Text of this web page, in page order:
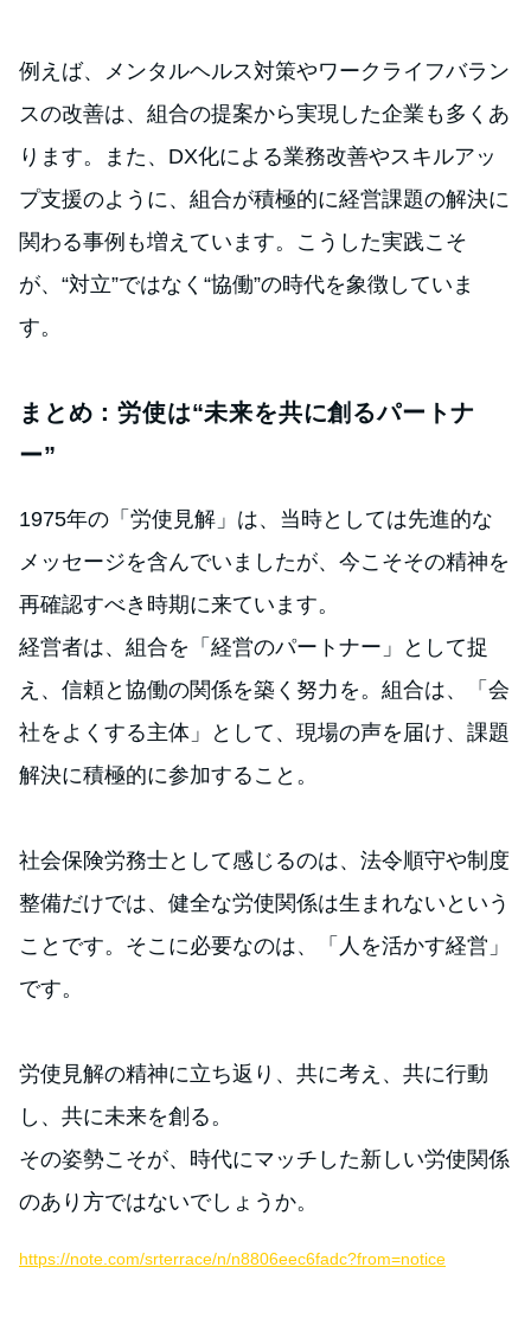
例えば、メンタルヘルス対策やワークライフバラン
スの改善は、組合の提案から実現した企業も多くあ
ります。また、DX化による業務改善やスキルアッ
プ支援のように、組合が積極的に経営課題の解決に
関わる事例も増えています。こうした実践こそ
が、“対立”ではなく“協働”の時代を象徴していま
す。
まとめ：労使は“未来を共に創るパートナ
ー”
1975年の「労使見解」は、当時としては先進的な
メッセージを含んでいましたが、今こそその精神を
再確認すべき時期に来ています。
経営者は、組合を「経営のパートナー」として捉
え、信頼と協働の関係を築く努力を。組合は、「会
社をよくする主体」として、現場の声を届け、課題
解決に積極的に参加すること。
社会保険労務士として感じるのは、法令順守や制度
整備だけでは、健全な労使関係は生まれないという
ことです。そこに必要なのは、「人を活かす経営」
です。
労使見解の精神に立ち返り、共に考え、共に行動
し、共に未来を創る。
その姿勢こそが、時代にマッチした新しい労使関係
のあり方ではないでしょうか。
https://note.com/srterrace/n/n8806eec6fadc?from=notice